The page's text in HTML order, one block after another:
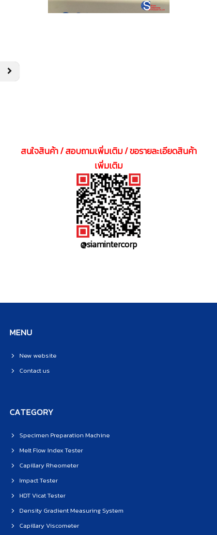
สนใจสินค้า / สอบถามเพิ่มเติม / ขอรายละเอียดสินค้า
เพิ่มเติม
@siamintercorp
MENU
New website
Contact us
CATEGORY
Specimen Preparation Machine
Melt Flow Index Tester
Capillary Rheometer
Impact Tester
HDT Vicat Tester
Density Gradient Measuring System
Capillary Viscometer